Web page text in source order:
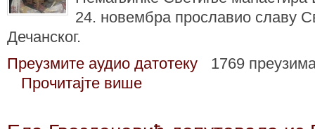
24. новембра прославио славу
Дечанског.
Преузмите аудио датотеку
1769
Прочитајте више